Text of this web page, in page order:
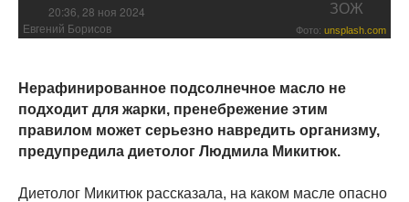
20:36, 28 ноя 2024 ЗОЖ
Евгений Борисов Фото: unsplash.com
Нерафинированное подсолнечное масло не
подходит для жарки, пренебрежение этим
правилом может серьезно навредить организму,
предупредила диетолог Людмила Микитюк.
Диетолог Микитюк рассказала, на каком масле опасно